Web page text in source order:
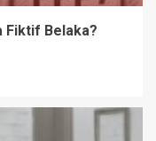
Fiktif Belaka?